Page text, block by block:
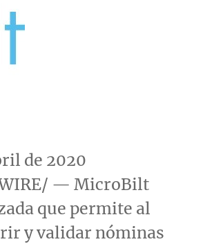
de 2020
WIRE/ — MicroBilt
que permite al
y validar nóminas